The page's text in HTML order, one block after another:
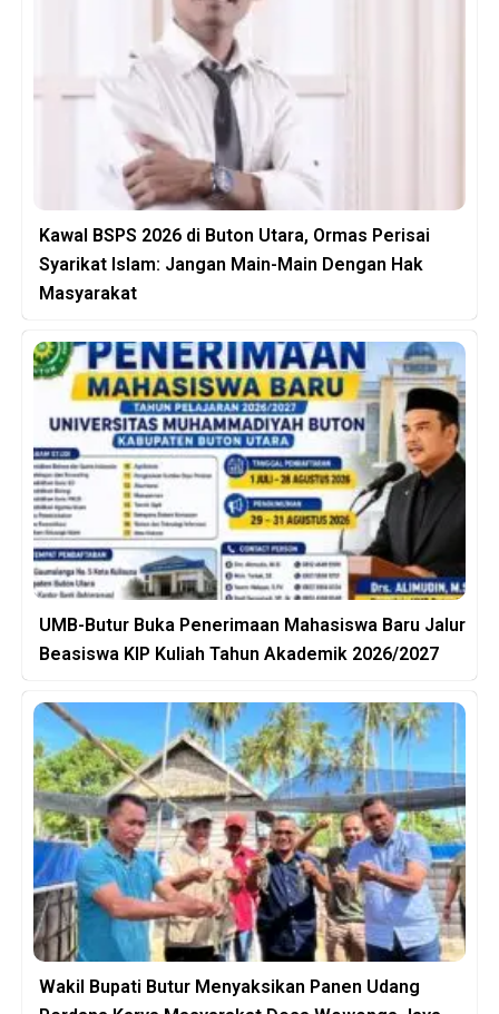
Kawal BSPS 2026 di Buton Utara, Ormas Perisai
Syarikat Islam: Jangan Main-Main Dengan Hak
Masyarakat
UMB-Butur Buka Penerimaan Mahasiswa Baru Jalur
Beasiswa KIP Kuliah Tahun Akademik 2026/2027
Wakil Bupati Butur Menyaksikan Panen Udang